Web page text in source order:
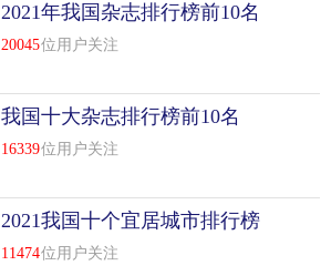
2021年我国杂志排行榜前10名
20045位用户关注
我国十大杂志排行榜前10名
16339位用户关注
2021我国十个宜居城市排行榜
前10名
11474位用户关注